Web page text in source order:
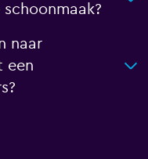
naar
een